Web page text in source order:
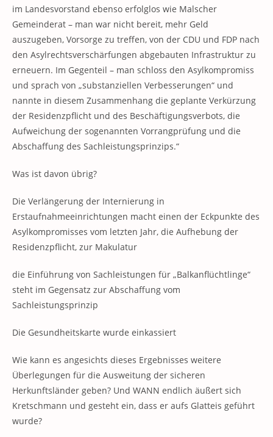
im Landesvorstand ebenso erfolglos wie Malscher
Gemeinderat – man war nicht bereit, mehr Geld
auszugeben, Vorsorge zu treffen, von der CDU und FDP nach
den Asylrechtsverschärfungen abgebauten Infrastruktur zu
erneuern. Im Gegenteil – man schloss den Asylkompromiss
und sprach von „substanziellen Verbesserungen“ und
nannte in diesem Zusammenhang die geplante Verkürzung
der Residenzpflicht und des Beschäftigungsverbots, die
Aufweichung der sogenannten Vorrangprüfung und die
Abschaffung des Sachleistungsprinzips.“
Was ist davon übrig?
Die Verlängerung der Internierung in
Erstaufnahmeeinrichtungen macht einen der Eckpunkte des
Asylkompromisses vom letzten Jahr, die Aufhebung der
Residenzpflicht, zur Makulatur
die Einführung von Sachleistungen für „Balkanflüchtlinge“
steht im Gegensatz zur Abschaffung vom
Sachleistungsprinzip
Die Gesundheitskarte wurde einkassiert
Wie kann es angesichts dieses Ergebnisses weitere
Überlegungen für die Ausweitung der sicheren
Herkunftsländer geben? Und WANN endlich äußert sich
Kretschmann und gesteht ein, dass er aufs Glatteis geführt
wurde?